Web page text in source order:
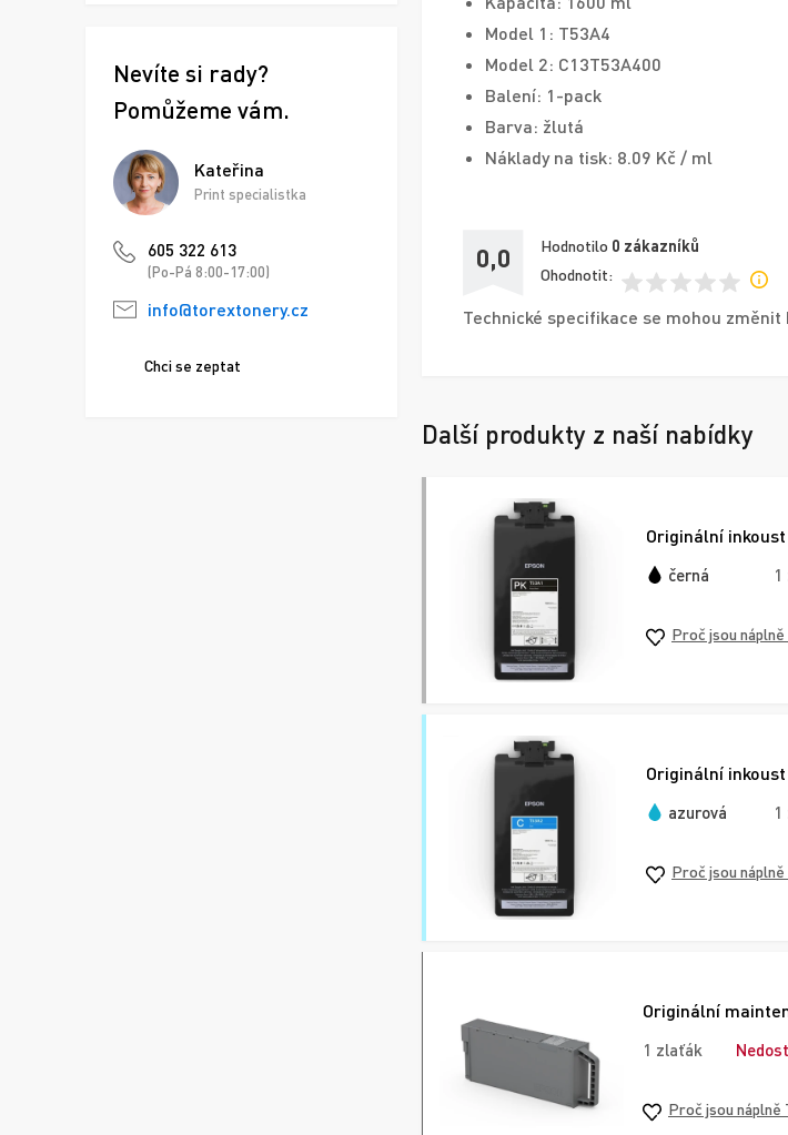
Nevíte si rady?
Pomůžeme vám.
Kateřina
Print specialistka
605 322 613
(Po-Pá 8:00-17:00)
info@torextonery.cz
Chci se zeptat
Model 1: T53A4
Model 2: C13T53A400
Balení: 1-pack
Barva: žlutá
Náklady na tisk: 8.09 Kč / ml
0,0 Hodnotilo 0 zákazníků
Ohodnotit:
Technické specifikace se mohou
Další produkty z naší nabídky
Originální
černá
Proč jsou náplně
Originální
azurová
Proč jsou náplně
Originální
1 zlaťák
Proč jsou náplně